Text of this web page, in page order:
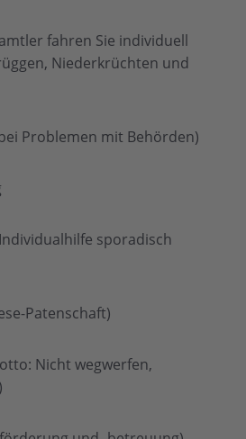
fahren Sie individuell
Niederkrüchten und
Problemen mit Behörden)
sporadisch
Patenschaft)
Nicht wegwerfen,